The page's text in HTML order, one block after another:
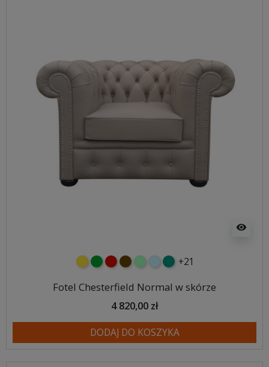
visibility
żółtyzielonyczerwony
czekoladowy
miętowybłękitny
turkusowy
+21
Fotel Chesterfield Normal w skórze
4 820,00 zł
DODAJ DO KOSZYKA